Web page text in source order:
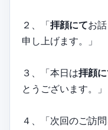
２、「拝顔にてお
申し上げます。」
３、「本日は拝顔
とうございます。」
４、「次回のご訪